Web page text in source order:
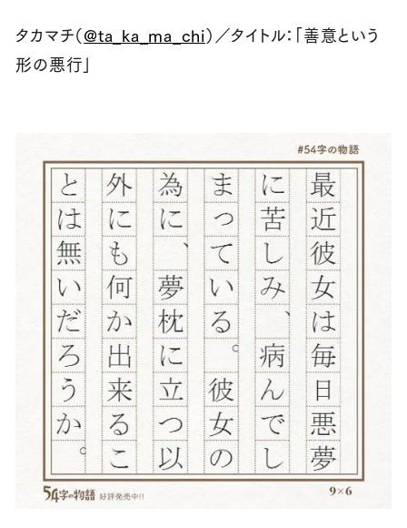
タカマチ（@ta_ka_ma_chi）／タイトル：「善意という
形の悪行」